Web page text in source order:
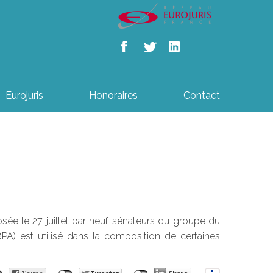
Eurojuris Honoraires Contact
le 27 juillet par neuf sénateurs du groupe du
est utilisé dans la composition de certaines